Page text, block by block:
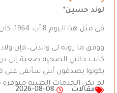
لوند حسين*
في مثل هذا اليوم 8 آب 1964، كان يوم قدومي إلى هذه الدنيا.
ووفق ما روته لي والدتي، فإن
كانت حالتي الصحية صعبة إلى
يكونوا يصدقون أنني سأبقى على
لم تكن الخدمات الطبية متوفرة
مقالات
2026-08-08